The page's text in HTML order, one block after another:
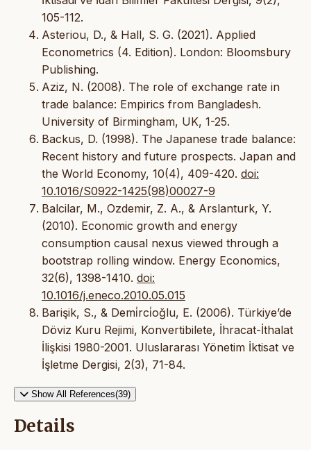
105-112.
Asteriou, D., & Hall, S. G. (2021). Applied
Econometrics (4. Edition). London: Bloomsbury
Publishing.
Aziz, N. (2008). The role of exchange rate in
trade balance: Empirics from Bangladesh.
University of Birmingham, UK, 1-25.
Backus, D. (1998). The Japanese trade balance:
Recent history and future prospects. Japan and
the World Economy, 10(4), 409-420. doi:
10.1016/S0922-1425(98)00027-9
Balcilar, M., Ozdemir, Z. A., & Arslanturk, Y.
(2010). Economic growth and energy
consumption causal nexus viewed through a
bootstrap rolling window. Energy Economics,
32(6), 1398-1410. doi:
10.1016/j.eneco.2010.05.015
Barişik, S., & Demi̇rci̇oğlu, E. (2006). Türkiye’de
Döviz Kuru Rejimi, Konvertibilete, İhracat-İthalat
İlişkisi 1980-2001. Uluslararası Yönetim İktisat ve
İşletme Dergisi, 2(3), 71-84.
Show All References(39)
Details